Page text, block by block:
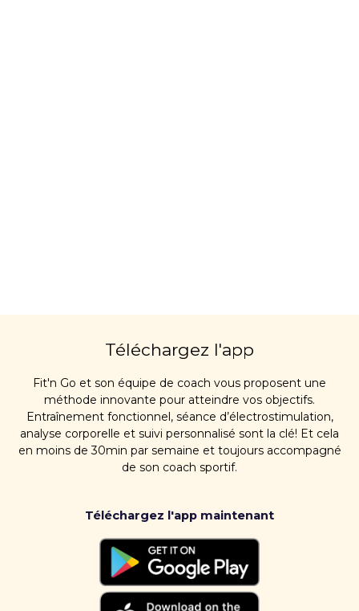
Téléchargez l'app
Fit'n Go et son équipe de coach vous proposent une
méthode innovante pour atteindre vos objectifs.
Entraînement fonctionnel, séance d’électrostimulation,
analyse corporelle et suivi personnalisé sont la clé! Et cela
en moins de 30min par semaine et toujours accompagné
de son coach sportif.
Téléchargez l'app maintenant